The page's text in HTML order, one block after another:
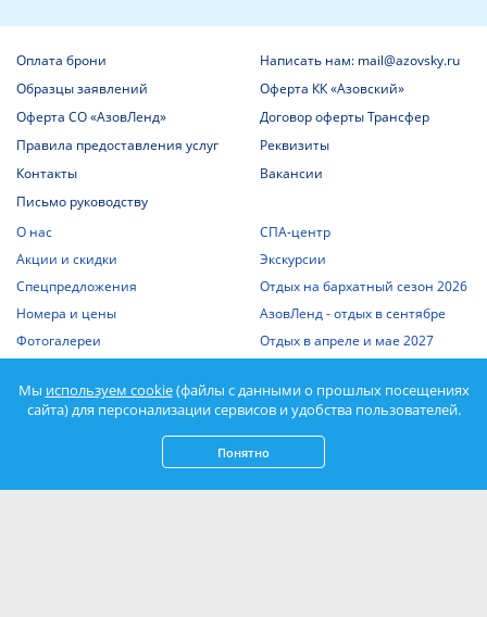
Оплата брони
Написать нам: mail@azovsky.ru
Образцы заявлений
Оферта КК «Азовский»
Оферта СО «АзовЛенд»
Договор оферты Трансфер
Правила предоставления услуг
Реквизиты
Контакты
Вакансии
Письмо руководству
О нас
Акции и скидки
Спецпредложения
Номера и цены
Фотогалереи
Отдых с детьми
Отдых на Азовском море
СПА-центр
Экскурсии
Отдых на бархатный сезон 2026
АзовЛенд - отдых в сентябре
Отдых в апреле и мае 2027
Выписка из единого реестра
объектов классификации
Мы используем cookie(файлы с данными о прошлых посещениях
сайта) для персонализации сервисов и удобства пользователей.
Понятно